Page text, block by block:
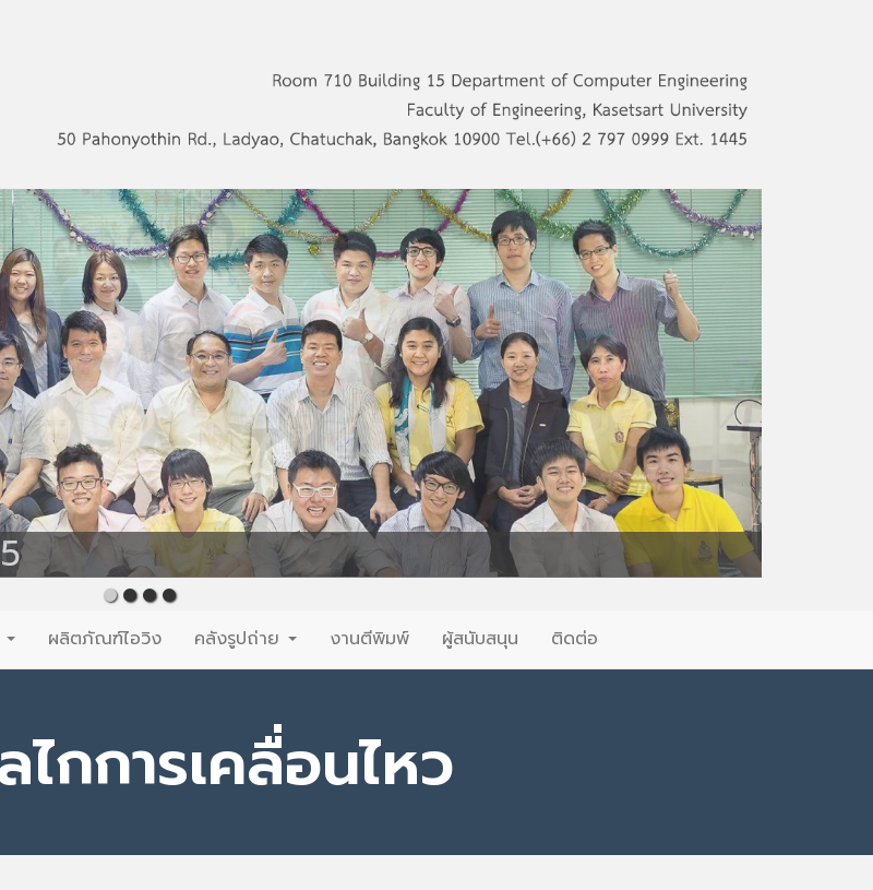
Group
ผลิตภัณฑ์ไอวิง คลังรูปถ่าย งานตีพิมพ์ ผู้สนับสนุน ติดต่อ
กการเคลื่อนไหว